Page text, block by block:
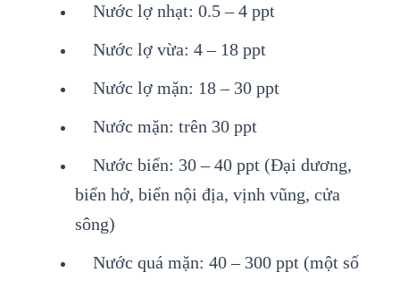
Nước lợ nhạt: 0.5 – 4 ppt
Nước lợ vừa: 4 – 18 ppt
Nước lợ mặn: 18 – 30 ppt
Nước mặn: trên 30 ppt
Nước biển: 30 – 40 ppt (Đại dương,
biển hở, biển nội địa, vịnh vũng, cửa
sông)
Nước quá mặn: 40 – 300 ppt (một số